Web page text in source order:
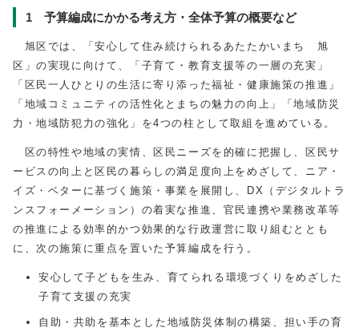
1 予算編成にかかる考え方・全体予算の概要など
旭区では、「安心して住み続けられるあたたかいまち 旭
区」の実現に向けて、「子育て・教育支援等の一層の充実」
「区民一人ひとりの生活に寄り添った福祉・健康施策の推進」
「地域コミュニティの活性化とまちの魅力の向上」「地域防災
力・地域防犯力の強化」を4つの柱として取組を進めている。
区の特性や地域の実情、区民ニーズを的確に把握し、区民サ
ービスの向上と区民の暮らしの満足度向上をめざして、ニア・
イズ・ベターに基づく施策・事業を展開し、DX（デジタルトラ
ンスフォーメーション）の着実な推進、官民連携や業務改革等
の推進による効率的かつ効果的な行政運営に取り組むととも
に、次の施策に重点を置いた予算編成を行う。
安心して子どもを生み、育てられる環境づくりをめざした
子育て支援の充実
自助・共助を基本とした地域防災体制の構築、担い手の育